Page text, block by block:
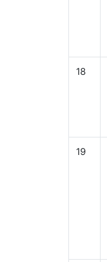
18
19